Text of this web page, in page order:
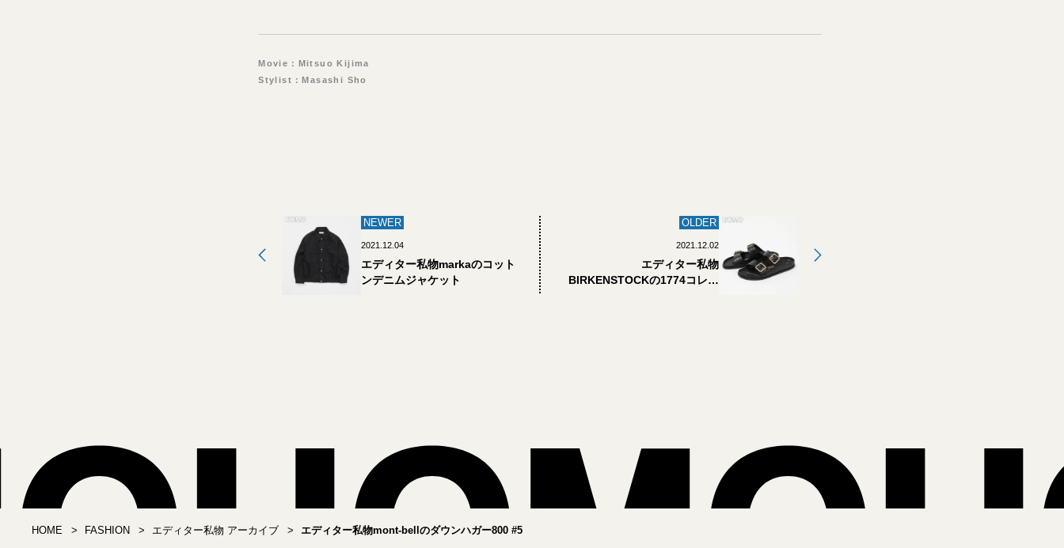
Movie：Mitsuo Kijima
Stylist：Masashi Sho
NEWER
2021.12.04
エディター私物markaのコット
ンデニムジャケット
OLDER
2021.12.02
エディター私物
BIRKENSTOCKの1774コレク
HOME FASHION エディター私物 アーカイブ エディター私物mont-bellのダウンハガー800 #5